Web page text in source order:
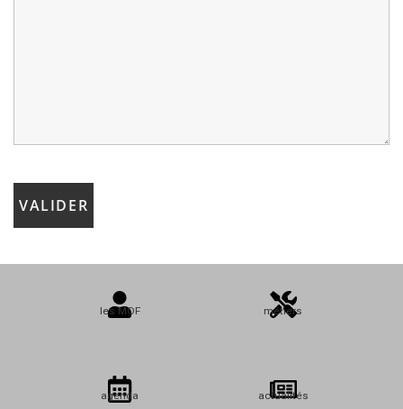
les MOF métiers
agenda actualités